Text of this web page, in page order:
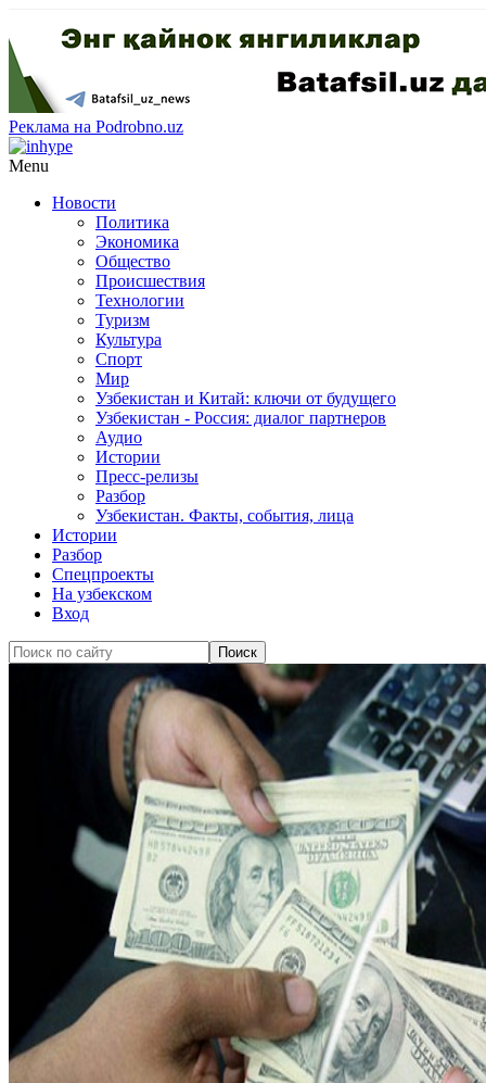
Реклама на Podrobno.uz
Menu
Новости
Политика
Экономика
Общество
Происшествия
Технологии
Туризм
Культура
Спорт
Мир
Узбекистан и Китай: ключи от будущего
Узбекистан - Россия: диалог партнеров
Аудио
Истории
Пресс-релизы
Разбор
Узбекистан. Факты, события, лица
Истории
Разбор
Спецпроекты
На узбекском
Вход